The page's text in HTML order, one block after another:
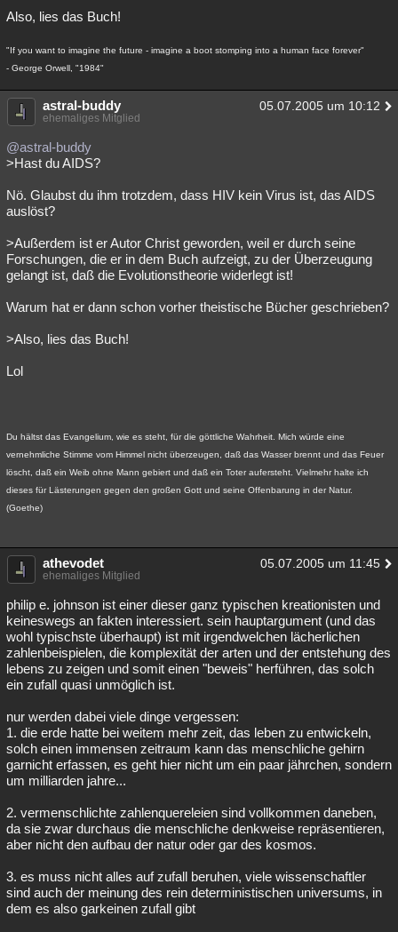
Also, lies das Buch!
"If you want to imagine the future - imagine a boot stomping into a human face forever"
- George Orwell, "1984"
astral-buddy 05.07.2005 um 10:12
ehemaliges Mitglied
@astral-buddy
>Hast du AIDS?
Nö. Glaubst du ihm trotzdem, dass HIV kein Virus ist, das AIDS
auslöst?
>Außerdem ist er Autor Christ geworden, weil er durch seine
Forschungen, die er in dem Buch aufzeigt, zu der Überzeugung
gelangt ist, daß die Evolutionstheorie widerlegt ist!
Warum hat er dann schon vorher theistische Bücher geschrieben?
>Also, lies das Buch!
Lol
Du hältst das Evangelium, wie es steht, für die göttliche Wahrheit. Mich würde eine
vernehmliche Stimme vom Himmel nicht überzeugen, daß das Wasser brennt und das Feuer
löscht, daß ein Weib ohne Mann gebiert und daß ein Toter aufersteht. Vielmehr halte ich
dieses für Lästerungen gegen den großen Gott und seine Offenbarung in der Natur.
(Goethe)
athevodet 05.07.2005 um 11:45
ehemaliges Mitglied
philip e. johnson ist einer dieser ganz typischen kreationisten und
keineswegs an fakten interessiert. sein hauptargument (und das
wohl typischste überhaupt) ist mit irgendwelchen lächerlichen
zahlenbeispielen, die komplexität der arten und der entstehung des
lebens zu zeigen und somit einen "beweis" herführen, das solch
ein zufall quasi unmöglich ist.
nur werden dabei viele dinge vergessen:
1. die erde hatte bei weitem mehr zeit, das leben zu entwickeln,
solch einen immensen zeitraum kann das menschliche gehirn
garnicht erfassen, es geht hier nicht um ein paar jährchen, sondern
um milliarden jahre...
2. vermenschlichte zahlenquereleien sind vollkommen daneben,
da sie zwar durchaus die menschliche denkweise repräsentieren,
aber nicht den aufbau der natur oder gar des kosmos.
3. es muss nicht alles auf zufall beruhen, viele wissenschaftler
sind auch der meinung des rein deterministischen universums, in
dem es also garkeinen zufall gibt